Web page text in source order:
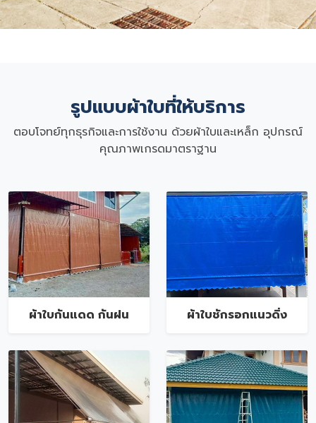
รูปแบบผ้าใบที่ให้บริการ
ตอบโจทย์ทุกธุรกิจและการใช้งาน ด้วยผ้าใบและเหล็ก อุปกรณ์
คุณภาพเกรดมาตราฐาน
ผ้าใบกันแดด กันฝน ผ้าใบชักรอกแนวดิ่ง